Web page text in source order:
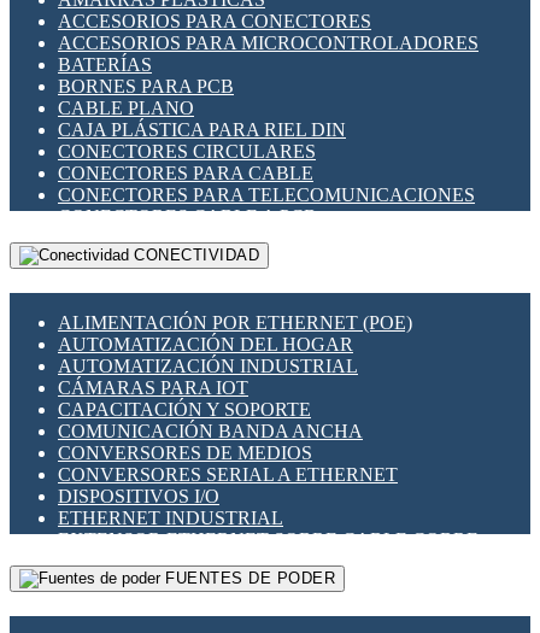
INDICADORES PARA PANEL
INTERFACES DE RELÉ
INTERRUPTORES FIN DE CARRERA
LLAVES CONMUTADORAS
MEDIDORES DE ENERGÍA Y TC'S DE CORRIENTE
MOTORES PASO A PASO
PANTALLAS HMI
PLC -CONTROLADORES LÓGICO PROGRAMABLES
PROGRAMADORES DE HORARIO
RELÉS DE PROTECCIÓN
SENSORES CAPACITIVOS
SENSORES INDUCTIVOS
TEMPORIZADORES
VARIACS
VARIADORES DE FRECUENCIA [VDF]
SECCIONADORES - INTERRUPTORES
MAQUINARIA
ACCESORIOS PARA CONECTORES
ACCESORIOS PARA MICROCONTROLADORES
BATERÍAS
BORNES PARA PCB
CABLE PLANO
CAJA PLÁSTICA PARA RIEL DIN
CONECTORES CIRCULARES
CONECTORES PARA CABLE
CONECTORES PARA TELECOMUNICACIONES
CONECTORES CABLE A PCB
CONECTORES PCB A CABLE
DIP SWITCHES
HERRAMIENTAS VARIAS
ILUMINACIÓN LED
INTERRUPTORES REED
INTERFACES DE RELÉ
OTROS RELÉS
PROTECCIÓN TÉRMICA
RELÉS AUTOMOTRICES
RELÉS DE SEÑAL
RELÉS DE ESTADO SÓLIDO SSR
RELÉS INDUSTRIALES
RELÉS MINIATURA DE POTENCIA
SENSORES MAGNÉTICOS
CONECTIVIDAD
ALIMENTACIÓN POR ETHERNET (POE)
AUTOMATIZACIÓN DEL HOGAR
AUTOMATIZACIÓN INDUSTRIAL
CÁMARAS PARA IOT
CAPACITACIÓN Y SOPORTE
COMUNICACIÓN BANDA ANCHA
CONVERSORES DE MEDIOS
CONVERSORES SERIAL A ETHERNET
DISPOSITIVOS I/O
ETHERNET INDUSTRIAL
EXTENSOR ETHERNET SOBRE CABLE COBRE
GATEWAY LORAWAN
GESTIÓN DE REDESFUENTES DE PODER